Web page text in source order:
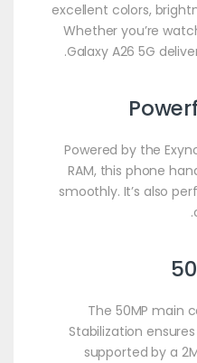
excellent colors,
Whether you’re
Galaxy A26 5G
Powered by the
RAM, this phone
smoothly. It’s also
The 50MP main
Stabilization
supported by a